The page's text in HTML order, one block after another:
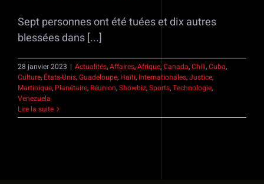
Sept personnes ont été tuées et dix autres
blessées dans [...]
28 janvier 2023 | Actualités,Affaires,Afrique,Canada,Chili,Cuba,
Culture, États-Unis,Guadeloupe, Haïti, Internationales,Justice,
Martinique, Planétaire, Réunion,Showbiz,Sports,Technologie,
Venezuela
Lire la suite